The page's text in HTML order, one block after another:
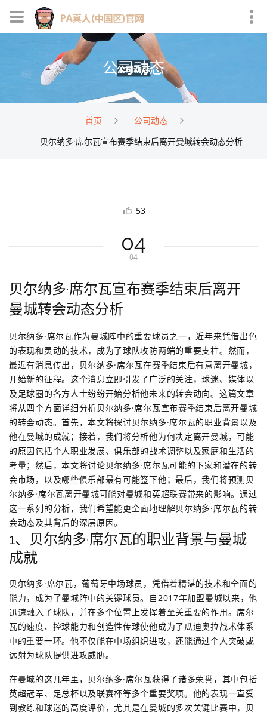
公司动态
首页
公司动态
贝尔纳多·席尔瓦宣布赛季结束后离开曼城转会动态分析
53
04
04
贝尔纳多·席尔瓦宣布赛季结束后离开
曼城转会动态分析
贝尔纳多·席尔瓦作为曼城阵中的重要球员之一，近年来凭借出色
的表现和灵动的技术，成为了球队攻防两端的重要支柱。然而，
最近有消息传出，贝尔纳多·席尔瓦在赛季结束后有意离开曼城，
开始新的征程。这个消息立即引发了广泛的关注，球迷、媒体以
及足球圈的各方人士纷纷开始分析他未来的转会动向。这篇文章
将从四个方面详细分析贝尔纳多·席尔瓦宣布赛季结束后离开曼城
的转会动态。首先，本文将探讨贝尔纳多·席尔瓦的职业背景以及
他在曼城的成就；接着，我们将分析他为何决定离开曼城，可能
的原因包括个人职业发展、俱乐部的战术调整以及家庭和生活的
考量；然后，本文将讨论贝尔纳多·席尔瓦可能的下家和潜在的转
会市场，以及哪些俱乐部最有可能签下他；最后，我们将预测贝
尔纳多·席尔瓦离开曼城可能对曼城和英超联赛带来的影响。通过
这一系列的分析，我们希望能更全面地理解贝尔纳多·席尔瓦的转
会动态及其背后的深层原因。
1、贝尔纳多·席尔瓦的职业背景与曼城
成就
贝尔纳多·席尔瓦，葡萄牙中场球员，凭借着精湛的技术和全面的
能力，成为了曼城阵中的关键球员。自2017年加盟曼城以来，他
迅速融入了球队，并在多个位置上发挥着至关重要的作用。席尔
瓦的速度、控球能力和创造性传球使他成为了瓜迪奥拉战术体系
中的重要一环。他不仅能在中场组织进攻，还能通过个人突破或
远射为球队提供进攻威胁。
在曼城的这几年里，贝尔纳多·席尔瓦获得了诸多荣誉，其中包括
英超冠军、足总杯以及联赛杯等多个重要奖项。他的表现一直受
到教练和球迷的高度评价，尤其是在曼城的多次关键比赛中，贝